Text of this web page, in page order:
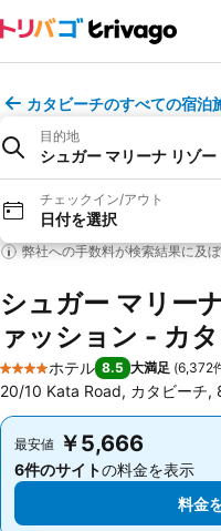
カタビーチのすべての宿泊
目的地
シュガー マリーナ リゾ
チェックイン/アウト
日付を選択
弊社への手数料が検索結果に及
シュガー マリー
ァッション - カ
4 ホテルのランク
ホテル 8.5 大満足 (6,372
20/10 Kata Road, カタビーチ,
最安値 ￥5,666
6件のサイトの料金を表示
料
最安値 ￥5,666
6件のサイトの料金を表示
料金